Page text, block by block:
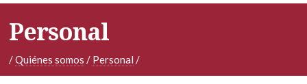
Personal
/Quiénes somos / Personal /